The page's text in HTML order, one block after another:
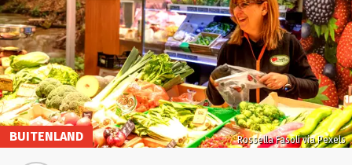
Rossella Fasoli via Pexels
BUITENLAND